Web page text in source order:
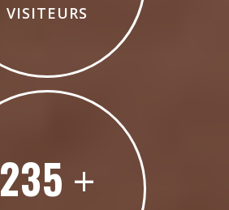
VISITEURS
235 +